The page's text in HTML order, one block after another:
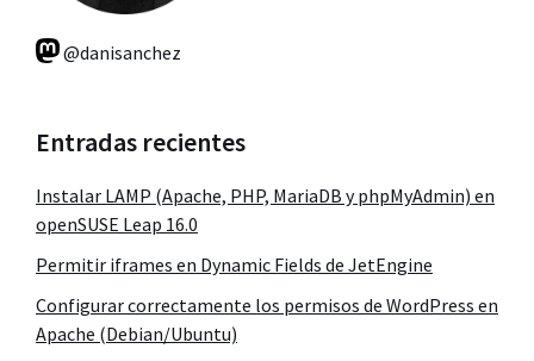
@danisanchez
Entradas recientes
Instalar LAMP (Apache, PHP, MariaDB y phpMyAdmin) en
openSUSE Leap 16.0
Permitir iframes en Dynamic Fields de JetEngine
Configurar correctamente los permisos de WordPress en
Apache (Debian/Ubuntu)